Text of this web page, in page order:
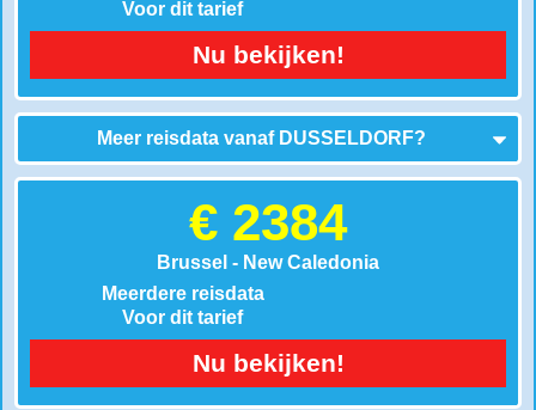
Voor dit tarief
Nu bekijken!
Meer reisdata vanaf DUSSELDORF?
€ 2384
Brussel - New Caledonia
Meerdere reisdata
Voor dit tarief
Nu bekijken!